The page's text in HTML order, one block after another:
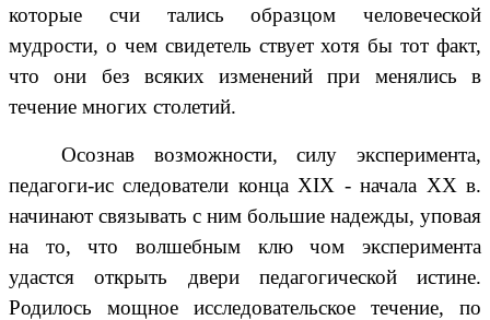
которые счи тались образцом человеческой
мудрости, о чем свидетель ствует хотя бы тот факт,
что они без всяких изменений при менялись в
течение многих столетий.
Осознав возможности, силу эксперимента,
педагоги-ис следователи конца XIX - начала XX в.
начинают связывать с ним большие надежды, уповая
на то, что волшебным клю чом эксперимента
удастся открыть двери педагогической истине.
Родилось мощное исследовательское течение, по